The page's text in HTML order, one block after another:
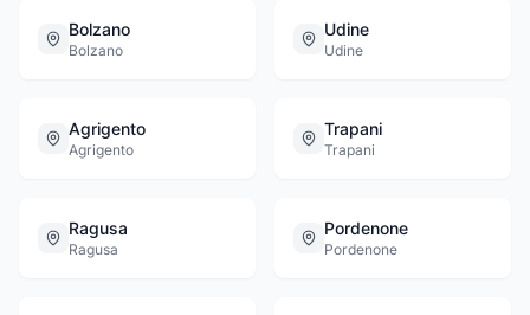
Bolzano
Bolzano
Udine
Udine
Agrigento
Agrigento
Trapani
Trapani
Ragusa
Ragusa
Pordenone
Pordenone